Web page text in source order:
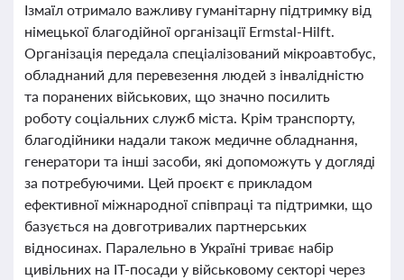
Ізмаїл отримало важливу гуманітарну підтримку від
німецької благодійної організації Ermstal-Hilft.
Організація передала спеціалізований мікроавтобус,
обладнаний для перевезення людей з інвалідністю
та поранених військових, що значно посилить
роботу соціальних служб міста. Крім транспорту,
благодійники надали також медичне обладнання,
генератори та інші засоби, які допоможуть у догляді
за потребуючими. Цей проєкт є прикладом
ефективної міжнародної співпраці та підтримки, що
базується на довготривалих партнерських
відносинах. Паралельно в Україні триває набір
цивільних на IT-посади у військовому секторі через